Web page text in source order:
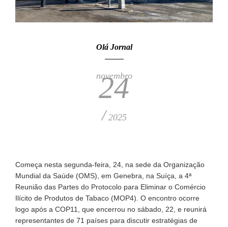
Olá Jornal
novembro
24
/ 2025
Começa nesta segunda-feira, 24, na sede da Organização
Mundial da Saúde (OMS), em Genebra, na Suíça, a 4ª
Reunião das Partes do Protocolo para Eliminar o Comércio
Ilícito de Produtos de Tabaco (MOP4). O encontro ocorre
logo após a COP11, que encerrou no sábado, 22, e reunirá
representantes de 71 países para discutir estratégias de